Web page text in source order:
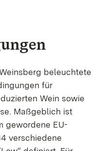
beleuchtete
für
Wein sowie
Maßgeblich ist
gewordene EU-
verschiedene